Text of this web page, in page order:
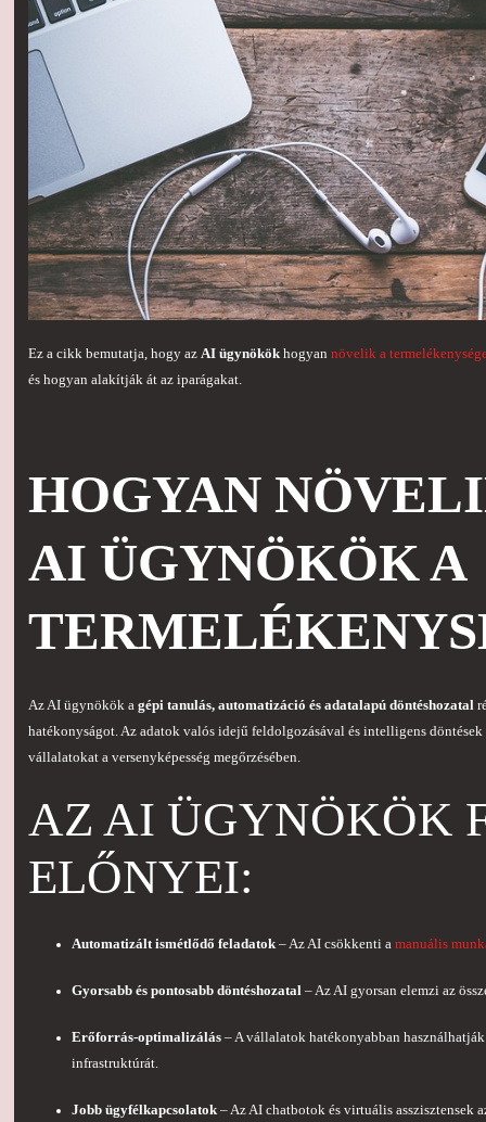
Ez a cikk bemutatja, hogy az AI ügynökökhogyan növelik a
és hogyan alakítják át az iparágakat.
HOGYAN
AI ÜGYNÖKÖK A
Az AI ügynökök a gépi tanulás, automatizáció és adatalapú döntéshozatal
hatékonyságot. Az adatok valós idejű feldolgozásával és intelligens
vállalatokat a versenyképesség megőrzésében.
AZ AI ÜGYNÖKÖK
ELŐNYEI:
Automatizált ismétlődő feladatok– Az AI csökkenti a manuális
Gyorsabb és pontosabb döntéshozatal – Az AI gyorsan elemzi az
Erőforrás-optimalizálás– A vállalatok hatékonyabban használhatják
infrastruktúrát.
Jobb ügyfélkapcsolatok– Az AI chatbotok és virtuális asszisztensek